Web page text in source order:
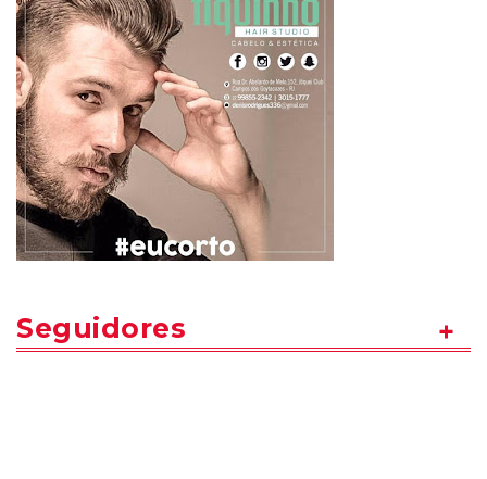
Seguidores